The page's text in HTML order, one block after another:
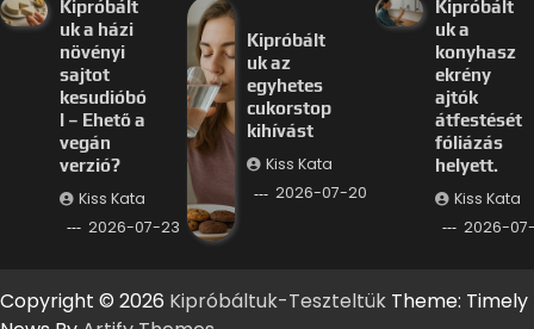
Kipróbált
uk a házi
növényi
sajtot
kesudióbó
l – Ehető a
vegán
verzió?
Kiss Kata
2026-07-23
Kipróbált
uk az
egyhetes
cukorstop
kihívást
Kiss Kata
2026-07-20
Kipróbált
uk a
konyhasz
ekrény
ajtók
átfestését
fóliázás
helyett.
Kiss Kata
2026-
Copyright © 2026 Kipróbáltuk-Teszteltük Theme: Timely